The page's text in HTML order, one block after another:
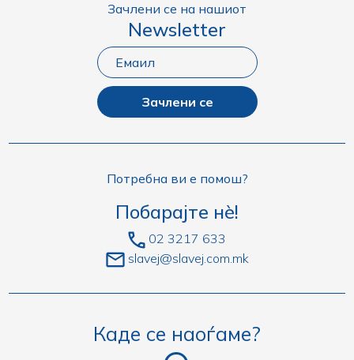
Зачлени се на нашиот
Newsletter
Зачлени се
Потребна ви е помош?
Побарајте нè!
02 3217 633
slavej@slavej.com.mk
Каде се наоѓаме?